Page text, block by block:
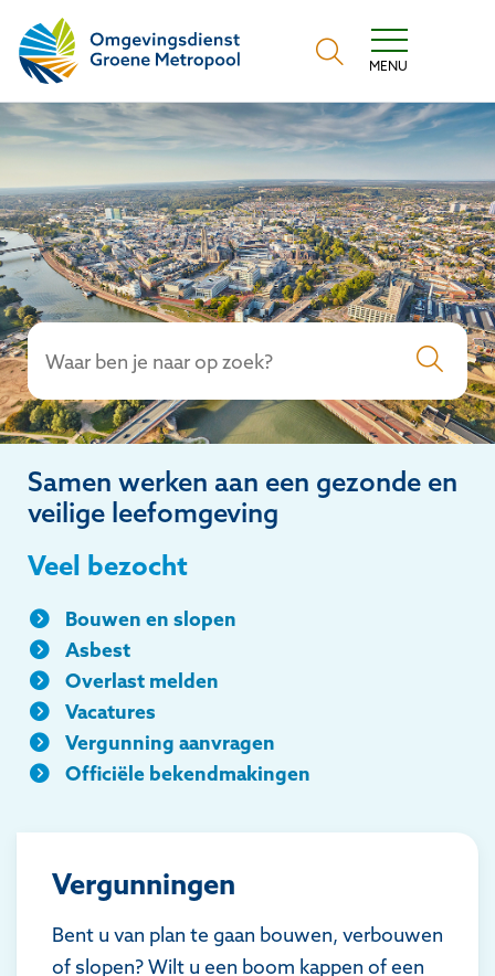
Omgevingsdienst Groene
MENU
Samen werken aan een gezonde en
veilige leefomgeving
Veel bezocht
Bouwen en slopen
Asbest
Overlast melden
Vacatures
Vergunning aanvragen
Officiële bekendmakingen
Vergunningen
Bent u van plan te gaan bouwen, verbouwen
of slopen? Wilt u een boom kappen of een